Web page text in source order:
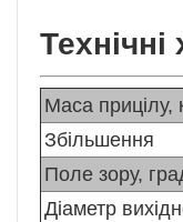
Маса прицілу,
Збільшення
Поле зору,
Діаметр